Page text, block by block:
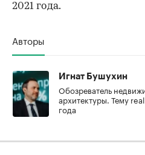
2021 года.
Авторы
Игнат Бушухин
Обозреватель
архитектуры. Тему
года